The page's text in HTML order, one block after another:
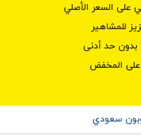
على السعر الأصلي
للمشاهير
على المخفض